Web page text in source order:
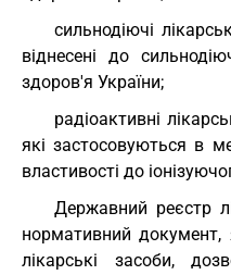
сильнодіючі
віднесені до
здоров'я України;
радіоактивні
які застосовуються в
властивості до
Державний реєстр
нормативний документ,
лікарські засоби,